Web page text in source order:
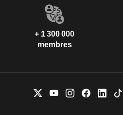
+ 1 300 000
membres